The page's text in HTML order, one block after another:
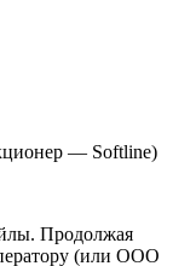
— Softline)
Продолжая
(или ООО